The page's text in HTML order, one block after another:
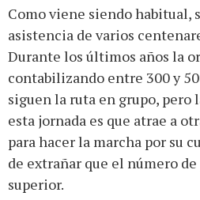
Como viene siendo habitual,
asistencia de varios
Durante los últimos años la
contabilizando entre 300 y
siguen la ruta en grupo, pero
esta jornada es que atrae a
para hacer la marcha por su
de extrañar que el número
superior.